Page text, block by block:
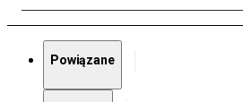
Powiązane